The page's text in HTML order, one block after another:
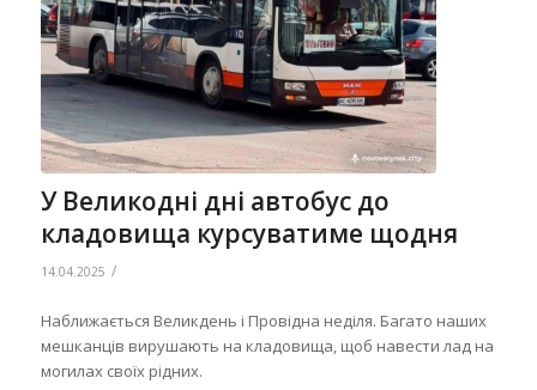
У Великодні дні автобус до
кладовища курсуватиме щодня
14.04.2025 /
Наближається Великдень і Провідна неділя. Багато наших
мешканців вирушають на кладовища, щоб навести лад на
могилах своїх рідних.